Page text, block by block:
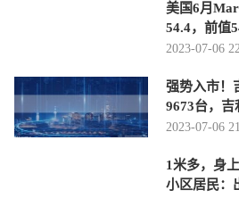
美国6月
54.4，前值
2023-07-06
强势入市！
9673台，吉
2023-07-06
1米多，身
小区居民：